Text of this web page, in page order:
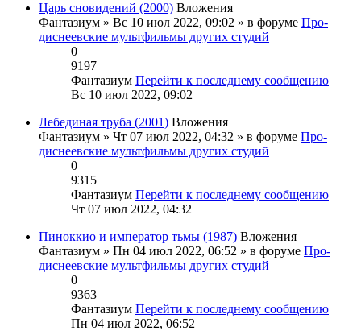
Царь сновидений (2000) Вложения
Фантазиум » Вс 10 июл 2022, 09:02 » в форуме Про-
диснеевские мультфильмы других студий
0
9197
Фантазиум Перейти к последнему сообщению
Вс 10 июл 2022, 09:02
Лебединая труба (2001) Вложения
Фантазиум » Чт 07 июл 2022, 04:32 » в форуме Про-
диснеевские мультфильмы других студий
0
9315
Фантазиум Перейти к последнему сообщению
Чт 07 июл 2022, 04:32
Пиноккио и император тьмы (1987) Вложения
Фантазиум » Пн 04 июл 2022, 06:52 » в форуме Про-
диснеевские мультфильмы других студий
0
9363
Фантазиум Перейти к последнему сообщению
Пн 04 июл 2022, 06:52